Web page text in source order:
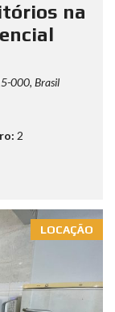
na
000, Brasil
2
LOCAÇÃO